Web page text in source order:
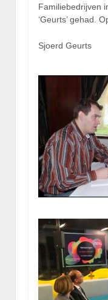
Familiebedrijven
‘Geurts’ gehad.
Sjoerd Geurts